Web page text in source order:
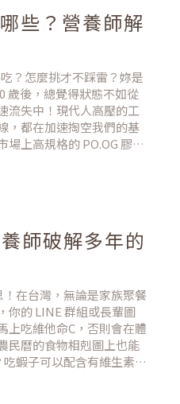
些？營養師解
？怎麼挑才不踩雷？妳是
歲後，總覺得狀態不如從
流失中！現代人高壓的工
，都在加速掏空我們的基
上高規格的 PO.OG 膠原
師破解多年的
在台灣，無論是家族聚餐
你的 LINE 群組或長輩圖
上吃維他命C，否則會在體
民曆的食物相剋圖上也能
蝦子可以配含有維生素C